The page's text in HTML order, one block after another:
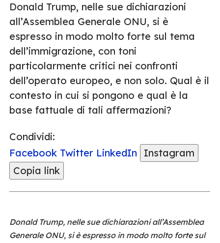
Donald Trump, nelle sue dichiarazioni
all’Assemblea Generale ONU, si è
espresso in modo molto forte sul tema
dell’immigrazione, con toni
particolarmente critici nei confronti
dell’operato europeo, e non solo. Qual è il
contesto in cui si pongono e qual è la
base fattuale di tali affermazioni?
Condividi:
Facebook Twitter LinkedIn
Instagram
Copia link
Donald Trump, nelle sue dichiarazioni all’Assemblea
Generale ONU, si è espresso in modo molto forte sul